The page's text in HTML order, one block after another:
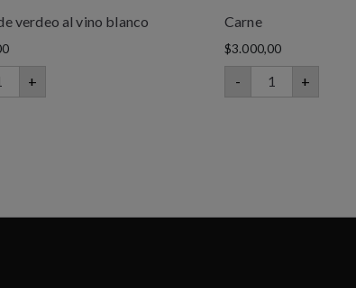
verdeo al vino blanco
+
Carne
$3.000,00
- +